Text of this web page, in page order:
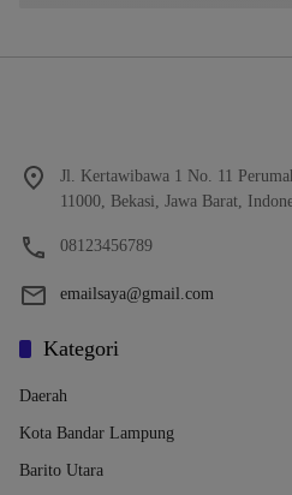
Jl. Kertawibawa 1 No. 11
11000, Bekasi, Jawa Barat,
08123456789
emailsaya@gmail.com
Kategori
Daerah
Kota Bandar Lampung
Barito Utara